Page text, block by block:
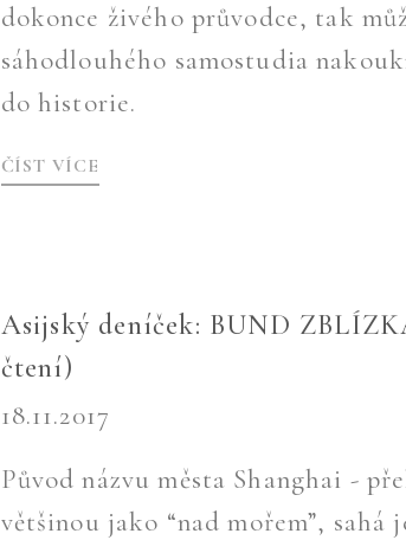
dokonce živého průvodce, tak
sáhodlouhého samostudia
do historie.
ČÍST VÍCE
Asijský deníček: BUND
čtení)
18.11.2017
Původ názvu města Shanghai -
většinou jako “nad mořem”, sahá